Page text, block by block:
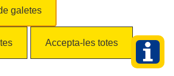
galetes
Accepta-les totes